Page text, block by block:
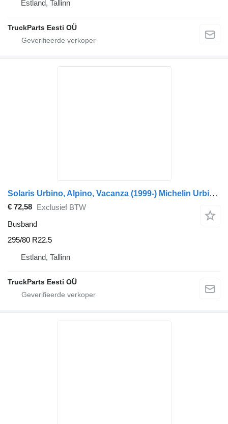
Estland, Tallinn
TruckParts Eesti OÜ
Solaris Urbino, Alpino, Vacanza (1999-) Michelin Urbino (01.99-)
€ 72,58 Exclusief BTW
Busband
295/80 R22.5
Estland, Tallinn
TruckParts Eesti OÜ